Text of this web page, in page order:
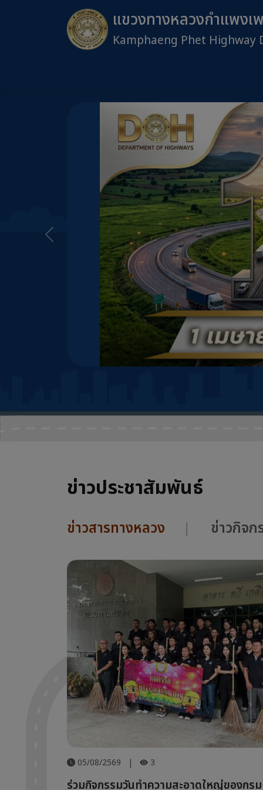
แขวงทางหลวงกำแพงเ
Kamphaeng Phet Highway
ข่าวประชาสัมพันธ์
ข่าวสารทางหลวง ข่าวกิจ
05/08/2569 | 3
ร่วมกิจกรรมวันทำความสะอาดใหญ่ของกร